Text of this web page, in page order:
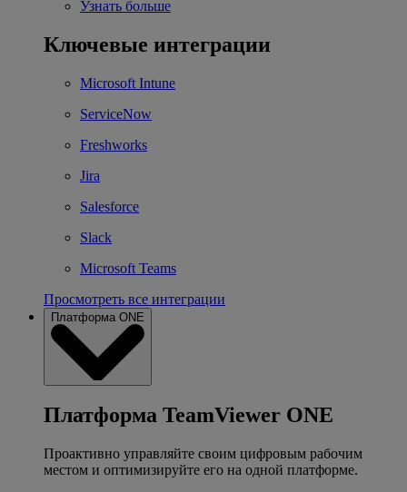
Узнать больше
Ключевые интеграции
Microsoft Intune
ServiceNow
Freshworks
Jira
Salesforce
Slack
Microsoft Teams
Просмотреть все интеграции
Платформа ONE
Платформа TeamViewer ONE
Проактивно управляйте своим цифровым рабочим
местом и оптимизируйте его на одной платформе.